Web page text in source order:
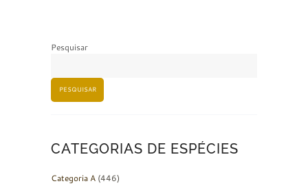
Pesquisar
PESQUISAR
CATEGORIAS DE ESPÉCIES
Categoria A (446)